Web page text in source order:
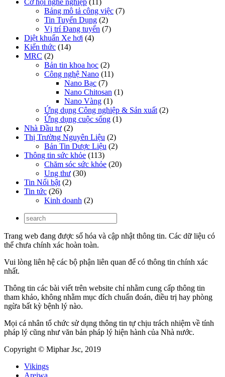
Cơ hội nghề nghiệp (11)
Bảng mô tả công việc (7)
Tin Tuyển Dụng (2)
Vị trí Đang tuyển (7)
Diệt khuẩn Xe hơi (4)
Kiến thức (14)
MRC (2)
Bản tin khoa học (2)
Công nghệ Nano (11)
Nano Bạc (7)
Nano Chitosan (1)
Nano Vàng (1)
Ứng dụng Công nghiệp & Sản xuất (2)
Ứng dụng cuộc sống (1)
Nhà Đầu tư (2)
Thị Trường Nguyên Liệu (2)
Bản Tin Dược Liệu (2)
Thông tin sức khỏe (113)
Chăm sóc sức khỏe (20)
Ung thư (30)
Tin Nổi bật (2)
Tin tức (26)
Kinh doanh (2)
Trang web đang được số hóa và cập nhật thông tin. Các dữ liệu có
thể chưa chính xác hoàn toàn.
Vui lòng liên hệ các bộ phận liên quan để có thông tin chính xác
nhất.
Thông tin các bài viết trên website chỉ nhằm cung cấp thông tin
tham khảo, không nhằm mục đích chuẩn đoán, điều trị hay phòng
ngừa bất kỳ bệnh lý nào.
Mọi cá nhân tổ chức sử dụng thông tin tự chịu trách nhiệm về tính
pháp lý cũng như văn bản pháp lý hiện hành của Nhà nước.
Copyright © Miphar Jsc, 2019
Vikings